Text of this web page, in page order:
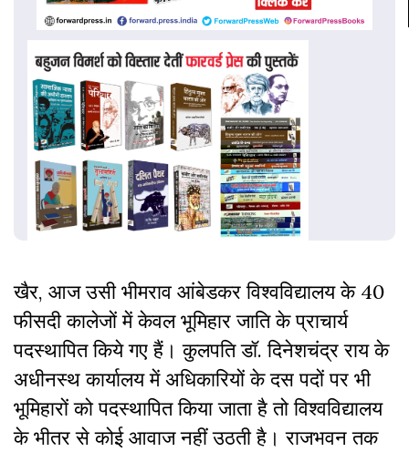
खैर, आज उसी भीमराव आंबेडकर विश्वविद्यालय के 40
फीसदी कालेजों में केवल भूमिहार जाति के प्राचार्य
पदस्थापित किये गए हैं। कुलपति डॉ. दिनेशचंद्र राय के
अधीनस्थ कार्यालय में अधिकारियों के दस पदों पर भी
भूमिहारों को पदस्थापित किया जाता है तो विश्वविद्यालय
के भीतर से कोई आवाज नहीं उठती है। राजभवन तक